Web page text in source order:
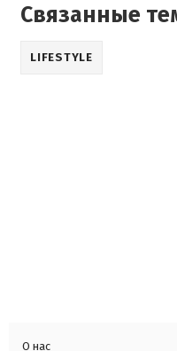
Связанные
LIFESTYLE
О нас